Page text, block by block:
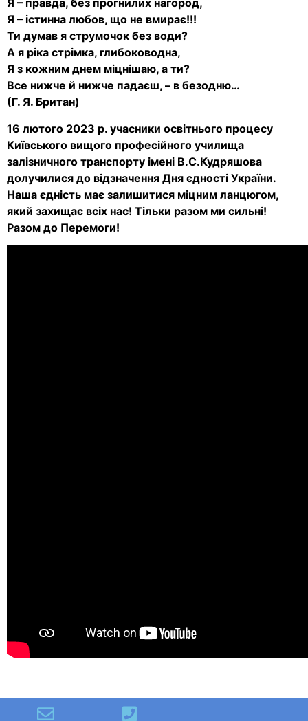
Я – правда, без прогнилих нагород,
Я – істинна любов, що не вмирає!!!
Ти думав я струмочок без води?
А я ріка стрімка, глибоководна,
Я з кожним днем міцнішаю, а ти?
Все нижче й нижче падаєш, – в безодню…
(Г. Я. Британ)
16 лютого 2023 р. учасники освітнього процесу
Київського вищого професійного училища
залізничного транспорту імені В.С.Кудряшова
долучилися до відзначення Дня єдності України.
Наша єдність має залишитися міцним ланцюгом,
який захищає всіх нас! Тільки разом ми сильні!
Разом до Перемоги!